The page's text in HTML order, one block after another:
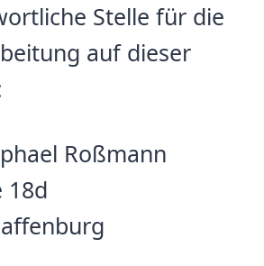
Stelle für die
auf dieser
Roßmann
18d